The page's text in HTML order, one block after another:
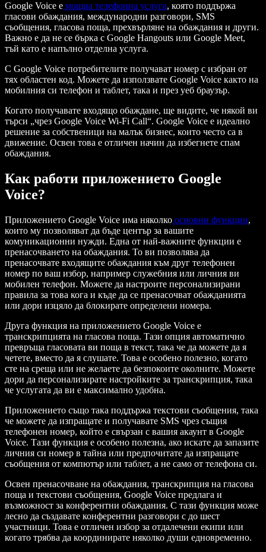
Google Voice е мощна телефонна услуга, която поддържа
гласови обаждания, международни разговори, SMS
съобщения, гласова поща, прехвърляне на обаждания и други.
Важно е да не се бърка с Google Hangouts или Google Meet,
тъй като е напълно отделна услуга.
С Google Voice потребителите получават номер с избран от
тях областен код. Можете да използвате Google Voice както на
мобилния си телефон и таблет, така и през уеб браузър.
Когато получавате входящо обаждане, ще видите, че някой ви
търси „чрез Google Voice Wi-Fi Call“. Google Voice е идеално
решение за собственици на малък бизнес, които често са в
движение. Освен това е отличен начин да избегнете спам
обаждания.
Как работи приложението Google
Voice?
Приложението Google Voice има няколко основни функции,
които му позволяват да бъде център за вашите
комуникационни нужди. Една от най-важните функции е
пренасочването на обаждания. То ви позволява да
пренасочвате входящите обаждания към друг телефонен
номер по ваш избор, например служебния или личния ви
мобилен телефон. Можете да настроите персонализирани
правила за това кога и къде да се пренасочват обажданията
или дори изцяло да блокирате определени номера.
Друга функция на приложението Google Voice е
транскрипцията на гласова поща. Тази опция автоматично
превръща гласовата ви поща в текст, така че да можете да я
четете, вместо да я слушате. Това е особено полезно, когато
сте на среща или не желаете да безпокоите околните. Можете
дори да персонализирате настройките за транскрипция, така
че услугата да ви е максимално удобна.
Приложението също така поддържа текстови съобщения, така
че можете да изпращате и получавате SMS чрез същия
телефонен номер, който е свързан с вашия акаунт в Google
Voice. Тази функция е особено полезна, ако искате да запазите
личния си номер в тайна или предпочитате да изпращате
съобщения от компютър или таблет, а не само от телефона си.
Освен пренасочване на обаждания, транскрипция на гласова
поща и текстови съобщения, Google Voice предлага и
възможност за конферентни обаждания. С тази функция може
лесно да създавате конферентни разговори с до шест
участници. Това е отличен избор за отдалечени екипи или
когато трябва да координирате няколко души едновременно.